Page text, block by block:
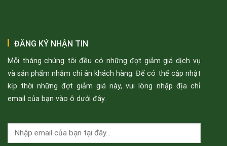
ĐĂNG KÝ NHẬN TIN
Mỗi tháng chúng tôi đều có những đợt giảm giá dịch vụ
và sản phẩm nhằm chi ân khách hàng. Để có thể cập nhật
kịp thời những đợt giảm giá này, vui lòng nhập địa chỉ
email của bạn vào ô dưới đây.